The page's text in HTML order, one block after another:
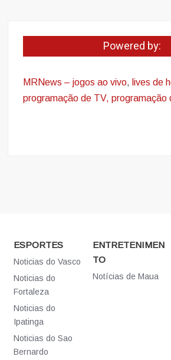
Powered by:
MRNews – jogos ao vivo, lives de
programação de TV, programação
ESPORTES
Noticias do Vasco
Noticias do
Fortaleza
Noticias do
Ipatinga
Noticias do Sao
Bernardo
ENTRETENIMEN
TO
Notícias de Maua